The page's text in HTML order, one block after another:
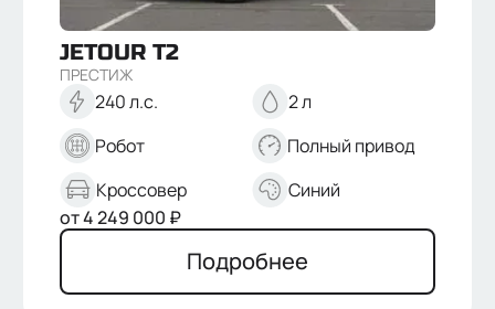
T1
КОМПЛЕКТАЦИИ
Комфорт
Престиж
Люкс
Премиум
КОРОБКА ПЕРЕДАЧ
Робот
Автомат
Полный
JETOUR T2
ПРЕСТИЖ
240 л.с.
2 л
Робот
Полный привод
Кроссовер
Синий
от4 249 000 ₽
Подробнее